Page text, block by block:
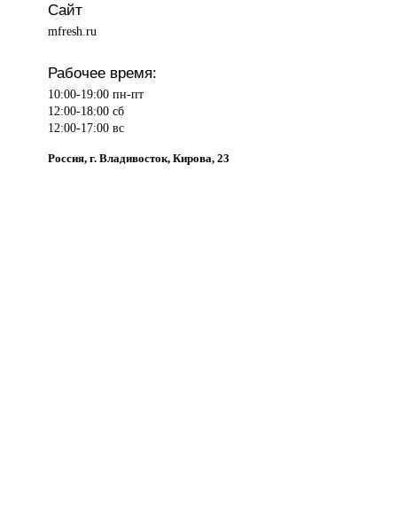
Сайт
mfresh.ru
Рабочее время:
10:00-19:00 пн-пт
12:00-18:00 сб
12:00-17:00 вс
Россия, г. Владивосток, Кирова, 23